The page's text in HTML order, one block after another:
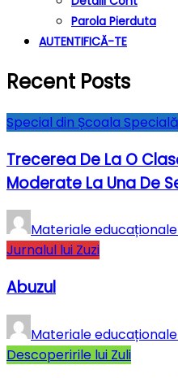
Parola Pierduta
AUTENTIFICĂ-TE
Recent Posts
Special din Școala Specială
Trecerea De La O
Moderate La Una De
Materiale educaționale
Jurnalul lui Zuzi
Abuzul
Materiale educaționale
Descoperirile lui Zuli